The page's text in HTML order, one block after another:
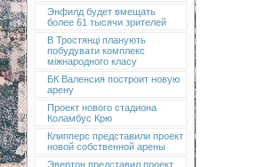
Энфилд будет вмещать
более 61 тысячи зрителей
В Тростянці планують
побудувати комплекс
міжнародного класу
БК Валенсия построит новую
арену
Проект нового стадиона
Коламбус Крю
Клипперс представили проект
новой собственной арены
Эвертон представил проект